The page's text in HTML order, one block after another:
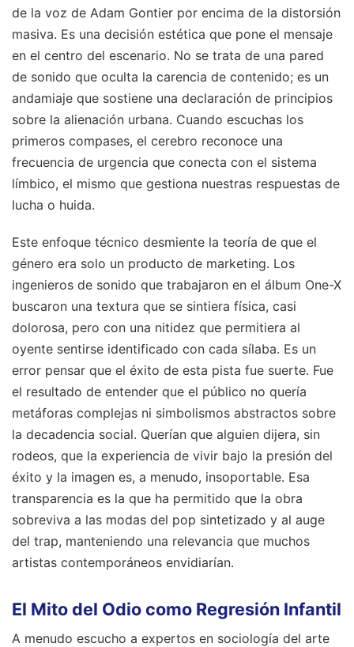
de la voz de Adam Gontier por encima de la distorsión
masiva. Es una decisión estética que pone el mensaje
en el centro del escenario. No se trata de una pared
de sonido que oculta la carencia de contenido; es un
andamiaje que sostiene una declaración de principios
sobre la alienación urbana. Cuando escuchas los
primeros compases, el cerebro reconoce una
frecuencia de urgencia que conecta con el sistema
límbico, el mismo que gestiona nuestras respuestas de
lucha o huida.
Este enfoque técnico desmiente la teoría de que el
género era solo un producto de marketing. Los
ingenieros de sonido que trabajaron en el álbum One-X
buscaron una textura que se sintiera física, casi
dolorosa, pero con una nitidez que permitiera al
oyente sentirse identificado con cada sílaba. Es un
error pensar que el éxito de esta pista fue suerte. Fue
el resultado de entender que el público no quería
metáforas complejas ni simbolismos abstractos sobre
la decadencia social. Querían que alguien dijera, sin
rodeos, que la experiencia de vivir bajo la presión del
éxito y la imagen es, a menudo, insoportable. Esa
transparencia es la que ha permitido que la obra
sobreviva a las modas del pop sintetizado y al auge
del trap, manteniendo una relevancia que muchos
artistas contemporáneos envidiarían.
El Mito del Odio como Regresión Infantil
A menudo escucho a expertos en sociología del arte